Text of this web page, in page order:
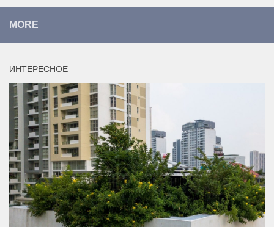
MORE
ИНТЕРЕСНОЕ